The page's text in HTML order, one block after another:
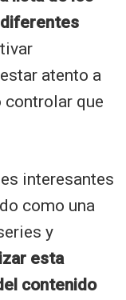
atento a
que
interesantes
como una
y
esta
contenido